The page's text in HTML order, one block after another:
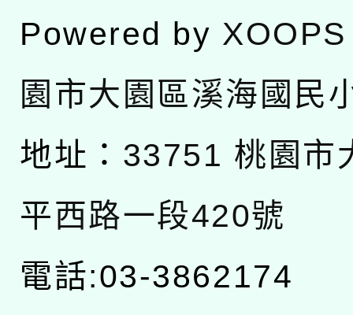
Powered by XOOPS
園市大園區溪海國民
地址： 33751 桃園市
平西路一段420號
電話:03-3862174